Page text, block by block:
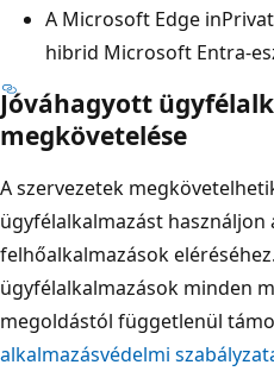
A Microsoft Edge
hibrid Microsoft Entra-
Jóváhagyott
megkövetelése
A szervezetek
ügyfélalkalmazást használjon
felhőalkalmazások
ügyfélalkalmazások minden
megoldástól függetlenül
alkalmazásvédelmi